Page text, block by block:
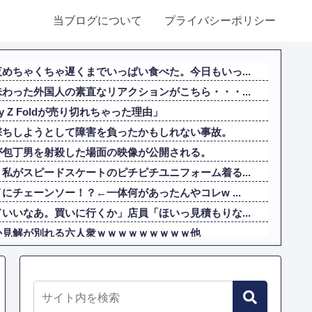
当ブログについて プライバシーポリシー
めちゃくちゃ遅くまでいっぱい食べた。今日もいっ...
った外国人の素直なリアクションがこちら・・・...
Foldが売り切れちゃった理由」
しようとして障害を負ったかもしれない事故。
丁男を射殺した場面の映像が公開される。
私がスピードスケートのピチピチユニフォーム着る...
にチェーンソー！？←一体何があったんやコレw ...
いいなあ。買いに行くか」店員「ほいっ見積もりな...
見解が別れる六人衆ｗｗｗｗｗｗｗｗｗ他
のは、ウクライナ側が標的優先順位は低いとは判...
どこでも発展させると語る世界的大富豪に海外が...